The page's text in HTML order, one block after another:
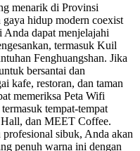
menarik di Provinsi
hidup modern coexist
dapat menjelajahi
termasuk Kuil
Fenghuangshan. Jika
bersantai dan
kafe, restoran, dan taman
memeriksa Peta Wifi
tempat-tempat
dan MEET Coffee.
sibuk, Anda akan
penuh warna ini dengan